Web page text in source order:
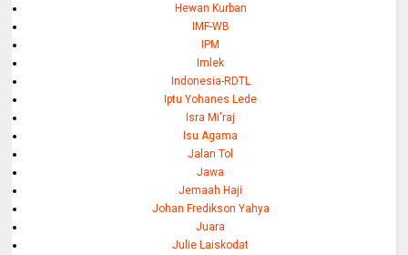
Hewan Kurban
IMF-WB
IPM
Imlek
Indonesia-RDTL
Iptu Yohanes Lede
Isra Mi'raj
Isu Agama
Jalan Tol
Jawa
Jemaah Haji
Johan Fredikson Yahya
Juara
Julie Laiskodat